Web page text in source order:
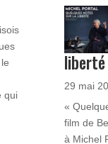
qui
29 mai
«
film de
à Michel